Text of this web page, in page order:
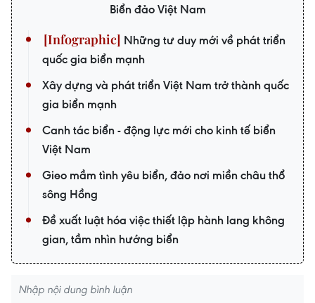
Biển đảo Việt Nam
Những tư duy mới về phát triển
quốc gia biển mạnh
Xây dựng và phát triển Việt Nam trở thành quốc
gia biển mạnh
Canh tác biển - động lực mới cho kinh tế biển
Việt Nam
Gieo mầm tình yêu biển, đảo nơi miền châu thổ
sông Hồng
Đề xuất luật hóa việc thiết lập hành lang không
gian, tầm nhìn hướng biển